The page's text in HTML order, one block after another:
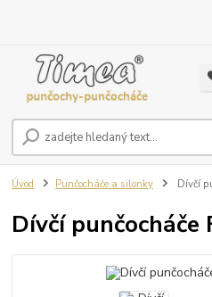
Úvod Punčocháče a silonky Dívčí
Dívčí punčocháče